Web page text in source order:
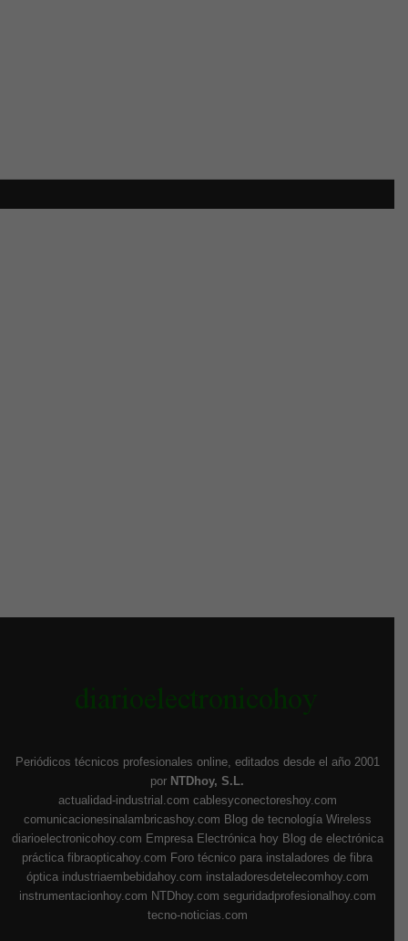
Periódicos técnicos profesionales online, editados desde el año 2001
por NTDhoy, S.L.
actualidad-industrial.com cablesyconectoreshoy.com
comunicacionesinalambricashoy.com Blog de tecnología Wireless
diarioelectronicohoy.com Empresa Electrónica hoy Blog de electrónica
práctica fibraopticahoy.com Foro técnico para instaladores de fibra
óptica industriaembebidahoy.com instaladoresdetelecomhoy.com
instrumentacionhoy.com NTDhoy.com seguridadprofesionalhoy.com
tecno-noticias.com